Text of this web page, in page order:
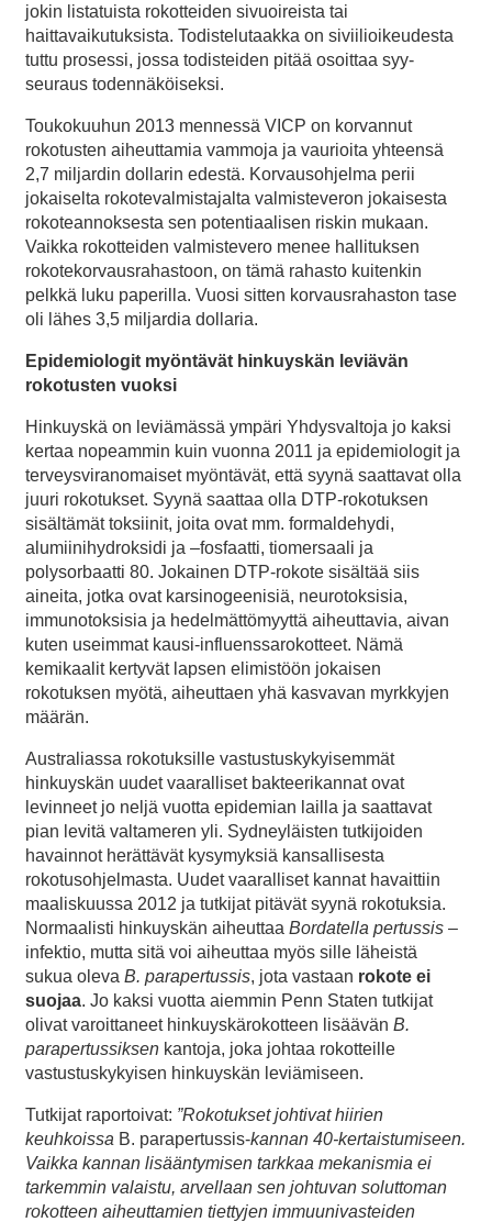
jokin listatuista rokotteiden sivuoireista tai
haittavaikutuksista. Todistelutaakka on siviilioikeudesta
tuttu prosessi, jossa todisteiden pitää osoittaa syy-
seuraus todennäköiseksi.
Toukokuuhun 2013 mennessä VICP on korvannut
rokotusten aiheuttamia vammoja ja vaurioita yhteensä
2,7 miljardin dollarin edestä. Korvausohjelma perii
jokaiselta rokotevalmistajalta valmisteveron jokaisesta
rokoteannoksesta sen potentiaalisen riskin mukaan.
Vaikka rokotteiden valmistevero menee hallituksen
rokotekorvausrahastoon, on tämä rahasto kuitenkin
pelkkä luku paperilla. Vuosi sitten korvausrahaston tase
oli lähes 3,5 miljardia dollaria.
Epidemiologit myöntävät hinkuyskän leviävän
rokotusten vuoksi
Hinkuyskä on leviämässä ympäri Yhdysvaltoja jo kaksi
kertaa nopeammin kuin vuonna 2011 ja epidemiologit ja
terveysviranomaiset myöntävät, että syynä saattavat olla
juuri rokotukset. Syynä saattaa olla DTP-rokotuksen
sisältämät toksiinit, joita ovat mm. formaldehydi,
alumiinihydroksidi ja –fosfaatti, tiomersaali ja
polysorbaatti 80. Jokainen DTP-rokote sisältää siis
aineita, jotka ovat karsinogeenisiä, neurotoksisia,
immunotoksisia ja hedelmättömyyttä aiheuttavia, aivan
kuten useimmat kausi-influenssarokotteet. Nämä
kemikaalit kertyvät lapsen elimistöön jokaisen
rokotuksen myötä, aiheuttaen yhä kasvavan myrkkyjen
määrän.
Australiassa rokotuksille vastustuskykyisemmät
hinkuyskän uudet vaaralliset bakteerikannat ovat
levinneet jo neljä vuotta epidemian lailla ja saattavat
pian levitä valtameren yli. Sydneyläisten tutkijoiden
havainnot herättävät kysymyksiä kansallisesta
rokotusohjelmasta. Uudet vaaralliset kannat havaittiin
maaliskuussa 2012 ja tutkijat pitävät syynä rokotuksia.
Normaalisti hinkuyskän aiheuttaa Bordatella pertussis –
infektio, mutta sitä voi aiheuttaa myös sille läheistä
sukua oleva B. parapertussis, jota vastaan rokote ei
suojaa. Jo kaksi vuotta aiemmin Penn Staten tutkijat
olivat varoittaneet hinkuyskärokotteen lisäävän B.
parapertussiksen kantoja, joka johtaa rokotteille
vastustuskykyisen hinkuyskän leviämiseen.
Tutkijat raportoivat: ”Rokotukset johtivat hiirien
keuhkoissa B. parapertussis-kannan 40-kertaistumiseen.
Vaikka kannan lisääntymisen tarkkaa mekanismia ei
tarkemmin valaistu, arvellaan sen johtuvan soluttoman
rokotteen aiheuttamien tiettyjen immuunivasteiden